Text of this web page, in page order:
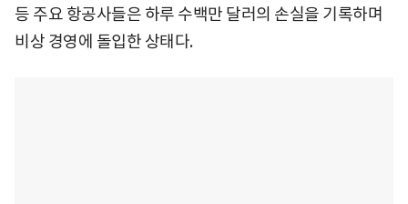
등 주요 항공사들은 하루 수백만 달러의 손실을 기록하며
비상 경영에 돌입한 상태다.